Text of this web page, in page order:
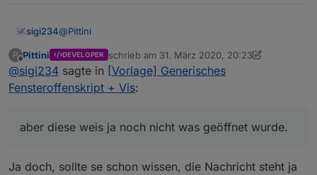
            text: msg
        });
    };
    if (UseAlexa) {
if (AlexaId != "")
    };
    };
sigi234@Pittini
Geht, natürlich kommt zwar die Mail, aber diese weis ja
noch nicht was geöffnet wurde.
P
Offline
Pittini DEVELOPER schrieb am 31. März 2020, 20:23
zuletzt editiert von Pittini
@sigi234 sagte in [Vorlage] Generisches
Fensteroffenskript + Vis:
aber diese weis ja noch nicht was geöffnet wurde.
Ja doch, sollte se schon wissen, die Nachricht steht ja